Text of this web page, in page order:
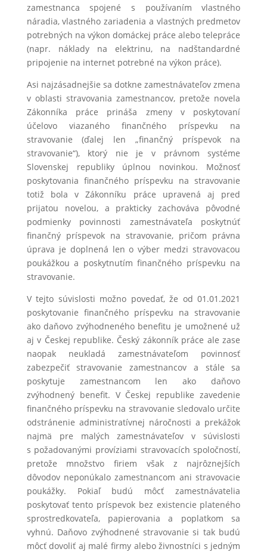
zamestnanca spojené s používaním vlastného
náradia, vlastného zariadenia a vlastných predmetov
potrebných na výkon domáckej práce alebo telepráce
(napr. náklady na elektrinu, na nadštandardné
pripojenie na internet potrebné na výkon práce).
Asi najzásadnejšie sa dotkne zamestnávateľov zmena
v oblasti stravovania zamestnancov, pretože novela
Zákonníka práce prináša zmeny v poskytovaní
účelovo viazaného finančného príspevku na
stravovanie (ďalej len „finančný príspevok na
stravovanie“), ktorý nie je v právnom systéme
Slovenskej republiky úplnou novinkou. Možnosť
poskytovania finančného príspevku na stravovanie
totiž bola v Zákonníku práce upravená aj pred
prijatou novelou, a prakticky zachováva pôvodné
podmienky povinnosti zamestnávateľa poskytnúť
finančný príspevok na stravovanie, pričom právna
úprava je doplnená len o výber medzi stravovacou
poukážkou a poskytnutím finančného príspevku na
stravovanie.
V tejto súvislosti možno povedať, že od 01.01.2021
poskytovanie finančného príspevku na stravovanie
ako daňovo zvýhodneného benefitu je umožnené už
aj v Českej republike. Český zákonník práce ale zase
naopak neukladá zamestnávateľom povinnosť
zabezpečiť stravovanie zamestnancov a stále sa
poskytuje zamestnancom len ako daňovo
zvýhodnený benefit. V Českej republike zavedenie
finančného príspevku na stravovanie sledovalo určite
odstránenie administratívnej náročnosti a prekážok
najmä pre malých zamestnávateľov v súvislosti
s požadovanými províziami stravovacích spoločností,
pretože množstvo firiem však z najrôznejších
dôvodov neponúkalo zamestnancom ani stravovacie
poukážky. Pokiaľ budú môcť zamestnávatelia
poskytovať tento príspevok bez existencie plateného
sprostredkovateľa, papierovania a poplatkom sa
vyhnú. Daňovo zvýhodnené stravovanie si tak budú
môcť dovoliť aj malé firmy alebo živnostníci s jedným